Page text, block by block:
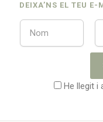
DEIXA’NS EL TEU
He llegit i